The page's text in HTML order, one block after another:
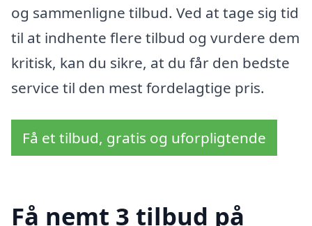
og sammenligne tilbud. Ved at tage sig tid
til at indhente flere tilbud og vurdere dem
kritisk, kan du sikre, at du får den bedste
service til den mest fordelagtige pris.
Få et tilbud, gratis og uforpligtende
Få nemt 3 tilbud på